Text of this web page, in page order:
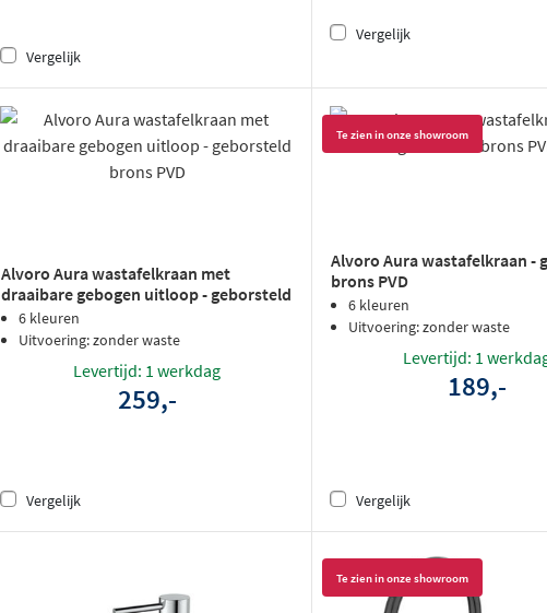
Vergelijk
Vergelijk
Alvoro Aura wastafelkraan met
draaibare gebogen uitloop - geborsteld
brons PVD
6 kleuren
Uitvoering: zonder waste
Levertijd: 1 werkdag
259,-
Vergelijk
Te zien in onze showroom
Alvoro Aura wastafelkraan -
brons PVD
6 kleuren
Uitvoering: zonder waste
Levertijd: 1
189,-
Vergelijk
Te zien in onze showroom